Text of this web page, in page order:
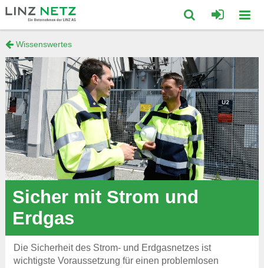
zum
Inhalt
springen
zum
Footer
springen
öffnen/
Wissenswertes
Sicher mit Strom und
Erdgas
Die Sicherheit des Strom- und Erdgasnetzes ist
wichtigste Voraussetzung für einen problemlosen